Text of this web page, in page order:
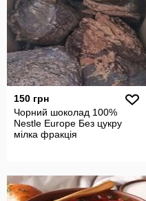
150 грн
Чорний шоколад 100%
Nestle Europe Без цукру
мілка фракція